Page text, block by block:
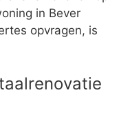
in Bever
opvragen, is